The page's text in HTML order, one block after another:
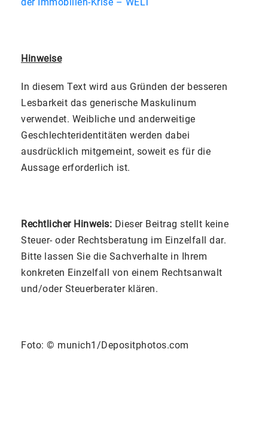
Hinweise
In diesem Text wird aus Gründen der besseren
Lesbarkeit das generische Maskulinum
verwendet. Weibliche und anderweitige
Geschlechteridentitäten werden dabei
ausdrücklich mitgemeint, soweit es für die
Aussage erforderlich ist.
Rechtlicher Hinweis: Dieser Beitrag stellt keine
Steuer- oder Rechtsberatung im Einzelfall dar.
Bitte lassen Sie die Sachverhalte in Ihrem
konkreten Einzelfall von einem Rechtsanwalt
und/oder Steuerberater klären.
Foto: © munich1/Depositphotos.com